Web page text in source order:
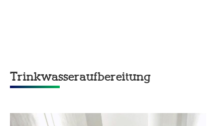
Trinkwasseraufbereitung